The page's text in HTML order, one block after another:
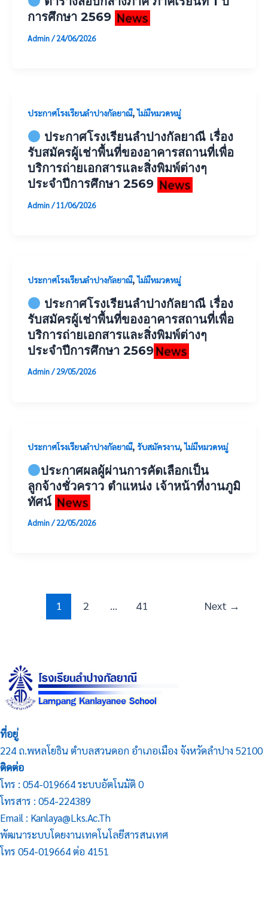
การศึกษา 2569
Admin/24/06/2026
ประกาศโรงเรียนลำปางกัลยาณี,ไม่มีหมวดหมู่
ประกาศโรงเรียนลำปางกัลยาณี เรื่อง
รับสมัครผู้เช่าพื้นที่ของอาคารสถานที่เพื่อ
บริการถ่ายเอกสารและสิ่งพิมพ์ต่างๆ
ประจำปีการศึกษา 2569
Admin/11/06/2026
ประกาศโรงเรียนลำปางกัลยาณี,ไม่มีหมวดหมู่
ประกาศโรงเรียนลำปางกัลยาณี เรื่อง
รับสมัครผู้เช่าพื้นที่ของอาคารสถานที่เพื่อ
บริการถ่ายเอกสารและสิ่งพิมพ์ต่างๆ
ประจำปีการศึกษา 2569
Admin/29/05/2026
ประกาศโรงเรียนลำปางกัลยาณี, รับสมัครงาน,ไม่มีหมวดหมู่
ประกาศผลผู้ผ่านการคัดเลือกเป็น
ลูกจ้างชั่วคราว ตำแหน่ง เจ้าหน้าที่งานภูมิ
ทัศน์
Admin/22/05/2026
1 2 … 41 Next →
ที่อยู่
224 ถ.พหลโยธิน ตำบลสวนดอก อำเภอเมือง จังหวัดลำปาง 52100
ติดต่อ
โทร : 054-019664 ระบบอัตโนมัติ 0
โทรสาร : 054-224389
Email : Kanlaya@lks.ac.th
พัฒนาระบบโดยงานเทคโนโลยีสารสนเทศ
โทร 054-019664 ต่อ 4151